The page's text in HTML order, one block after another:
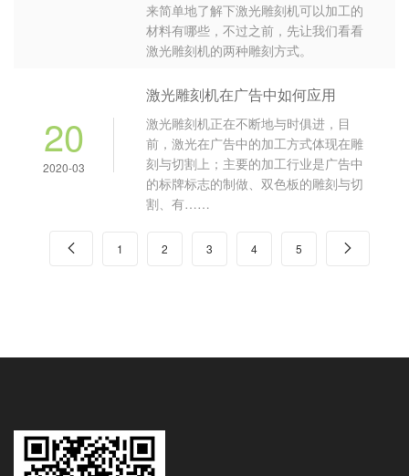
来简单地了解下激光雕刻机可以加工的
材料有哪些，不过之前，先让我们看看
激光雕刻机的两种雕刻方式。
20
2020-03
激光雕刻机在广告中如何应用
激光雕刻机正在不断地与时俱进，目
前，激光在广告中的加工方式体现在雕
刻与切割上；主要的加工行业是广告中
的标牌标志的制做、双色板的雕刻与切
割、有……
 1 2 3 4 5 